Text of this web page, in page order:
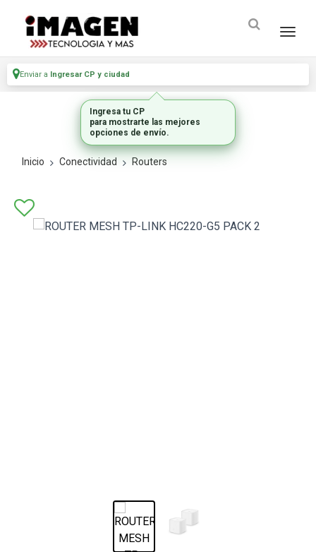
Enviar a Ingresar CP y ciudad
Inicio Conectividad Routers
Ingresa tu CP
para mostrarte las mejores
opciones de envío.